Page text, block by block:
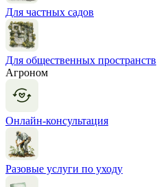
Для частных садов
Для общественных пространств
Агроном
Онлайн-консультация
Разовые услуги по уходу